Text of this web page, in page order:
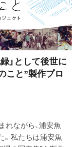
」として後世に
こと”製作プロ
れながら、浦安魚
。私たちは浦安魚